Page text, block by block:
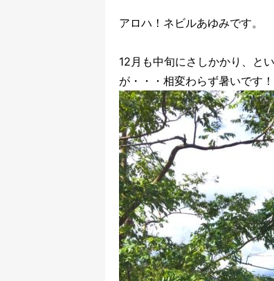
アロハ！ネビルあゆみです。
12月も中旬にさしかかり、と
が・・・相変わらず暑いです！